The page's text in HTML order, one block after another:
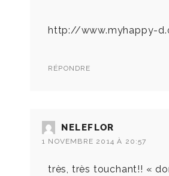
http://www.myhappy-
RÉPONDRE
NELEFLOR
1 NOVEMBRE 2014 À 20:57
très, très touchant!! «